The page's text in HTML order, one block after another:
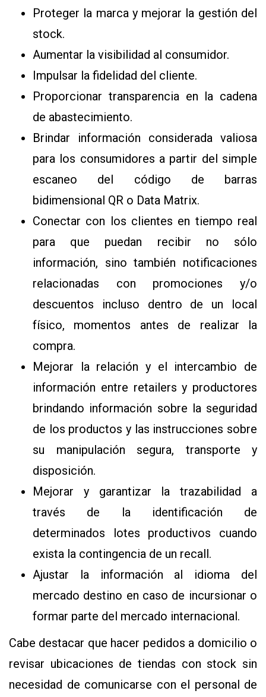
Proteger la marca y mejorar la gestión del
stock.
Aumentar la visibilidad al consumidor.
Impulsar la fidelidad del cliente.
Proporcionar transparencia en la cadena
de abastecimiento.
Brindar información considerada valiosa
para los consumidores a partir del simple
escaneo del código de barras
bidimensional QR o Data Matrix.
Conectar con los clientes en tiempo real
para que puedan recibir no sólo
información, sino también notificaciones
relacionadas con promociones y/o
descuentos incluso dentro de un local
físico, momentos antes de realizar la
compra.
Mejorar la relación y el intercambio de
información entre retailers y productores
brindando información sobre la seguridad
de los productos y las instrucciones sobre
su manipulación segura, transporte y
disposición.
Mejorar y garantizar la trazabilidad a
través de la identificación de
determinados lotes productivos cuando
exista la contingencia de un recall.
Ajustar la información al idioma del
mercado destino en caso de incursionar o
formar parte del mercado internacional.
Cabe destacar que hacer pedidos a domicilio o
revisar ubicaciones de tiendas con stock sin
necesidad de comunicarse con el personal de